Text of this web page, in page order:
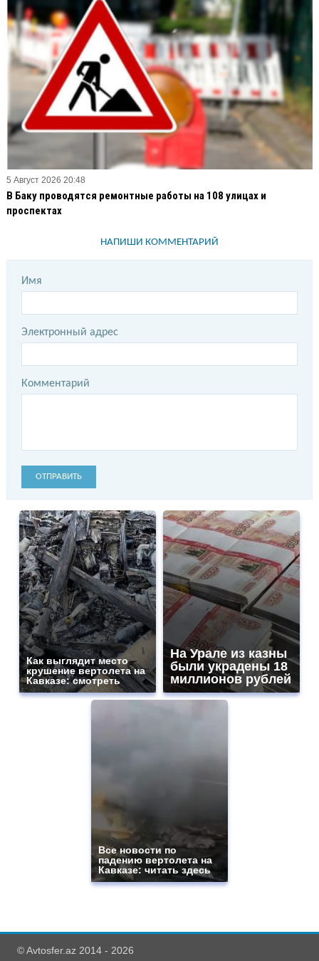
5 Август 2026 20:48
В Баку проводятся ремонтные работы на 108 улицах и
проспектах
НАПИШИ КОММЕНТАРИЙ
Имя
Электронный адрес
Комментарий
ОТПРАВИТЬ
Как выглядит место
крушение вертолета на
Кавказе: смотреть
На Урале из казны
были украдены 18
миллионов рублей
Все новости по
падению вертолета на
Кавказе: читать здесь
© Avtosfer.az 2014 - 2026